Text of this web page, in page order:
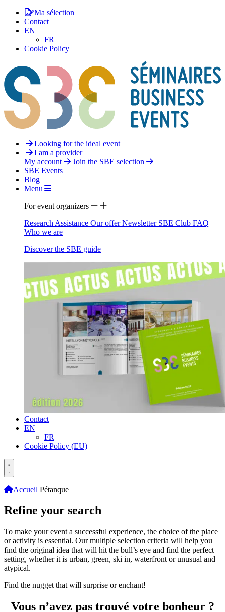
Ma sélection
Contact
EN
FR
Cookie Policy
Looking for the ideal event
I am a provider
My account
Join the SBE selection
SBE Events
Blog
Menu
For event organizers
Research Assistance Our offerNewsletter SBE Club FAQ
Who we are
Discover the SBE guide
Contact
EN
FR
Cookie Policy (EU)
Accueil Pétanque
Refine your search
To make your event a successful experience, the choice of the place
or activity is essential. Our multiple selection criteria will help you
find the original idea that will hit the bull’s eye and find the perfect
setting, whether it is urban, green, ski in, waterfront or unusual and
atypical.
Find the nugget that will surprise or enchant!
Vous n’avez pas trouvé votre bonheur ?